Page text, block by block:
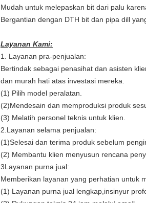
Mudah untuk melepaskan bit dari palu
Bergantian dengan DTH bit dan pipa dill
Layanan Kami:
1. Layanan pra-penjualan:
Bertindak sebagai penasihat dan asisten
dan murah hati atas investasi mereka.
(1) Pilih model peralatan.
(2)Mendesain dan memproduksi produk
(3) Melatih personel teknis untuk klien.
2.Layanan selama penjualan:
(1)Selesai dan terima produk sebelum
(2) Membantu klien menyusun rencana
3Layanan purna jual:
Memberikan layanan yang perhatian untuk
(1) Layanan purna jual lengkap,insinyur